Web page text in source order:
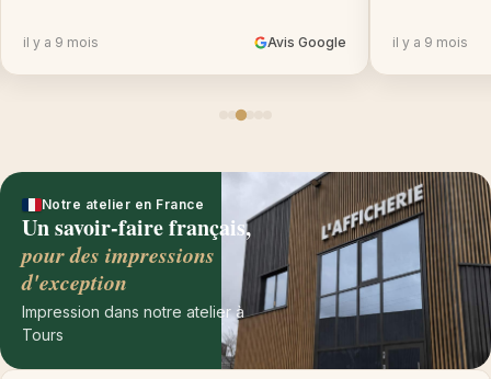
il y a 9 mois Avis Google il y a 9 mois
Notre atelier en France
Un savoir-faire français,
pour des impressions
d'exception
Impression dans notre atelier à
Tours